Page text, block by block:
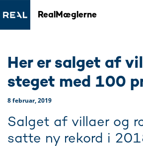
RealMæglerne
Her er salget af
steget med 100
8 februar, 2019
Salget af villaer og
satte ny rekord i